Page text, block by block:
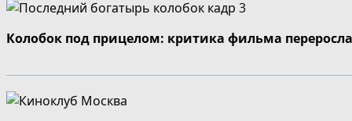
Колобок под прицелом: критика фильма